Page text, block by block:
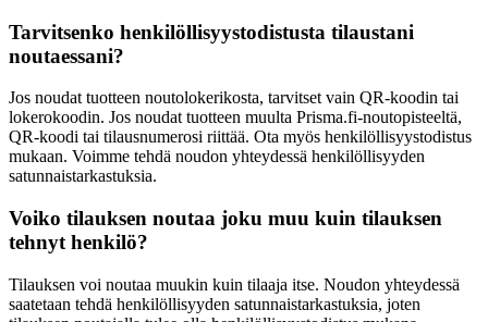
Tarvitsenko henkilöllisyystodistusta tilaustani
noutaessani?
Jos noudat tuotteen noutolokerikosta, tarvitset vain QR-koodin tai
lokerokoodin. Jos noudat tuotteen muulta Prisma.fi-noutopisteeltä,
QR-koodi tai tilausnumerosi riittää. Ota myös henkilöllisyystodistus
mukaan. Voimme tehdä noudon yhteydessä henkilöllisyyden
satunnaistarkastuksia.
Voiko tilauksen noutaa joku muu kuin tilauksen
tehnyt henkilö?
Tilauksen voi noutaa muukin kuin tilaaja itse. Noudon yhteydessä
saatetaan tehdä henkilöllisyyden satunnaistarkastuksia, joten